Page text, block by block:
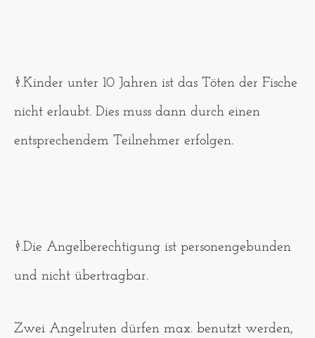
§.Kinder unter 10 Jahren ist das Töten der Fische
nicht erlaubt. Dies muss dann durch einen
entsprechendem Teilnehmer erfolgen.
§.Die Angelberechtigung ist personengebunden
und nicht übertragbar.
Zwei Angelruten dürfen max. benutzt werden,